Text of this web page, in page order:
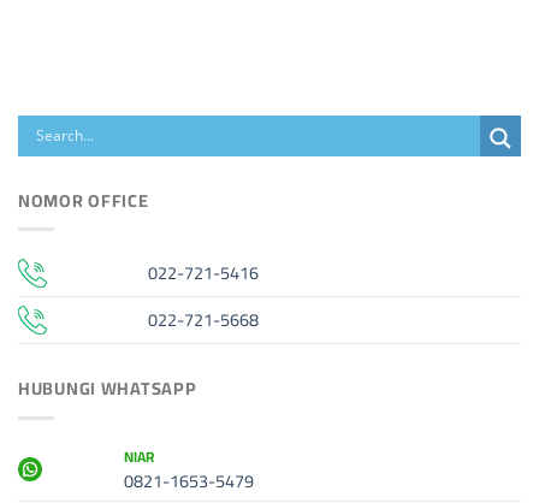
NOMOR OFFICE
022-721-5416
022-721-5668
HUBUNGI WHATSAPP
NIAR
0821-1653-5479